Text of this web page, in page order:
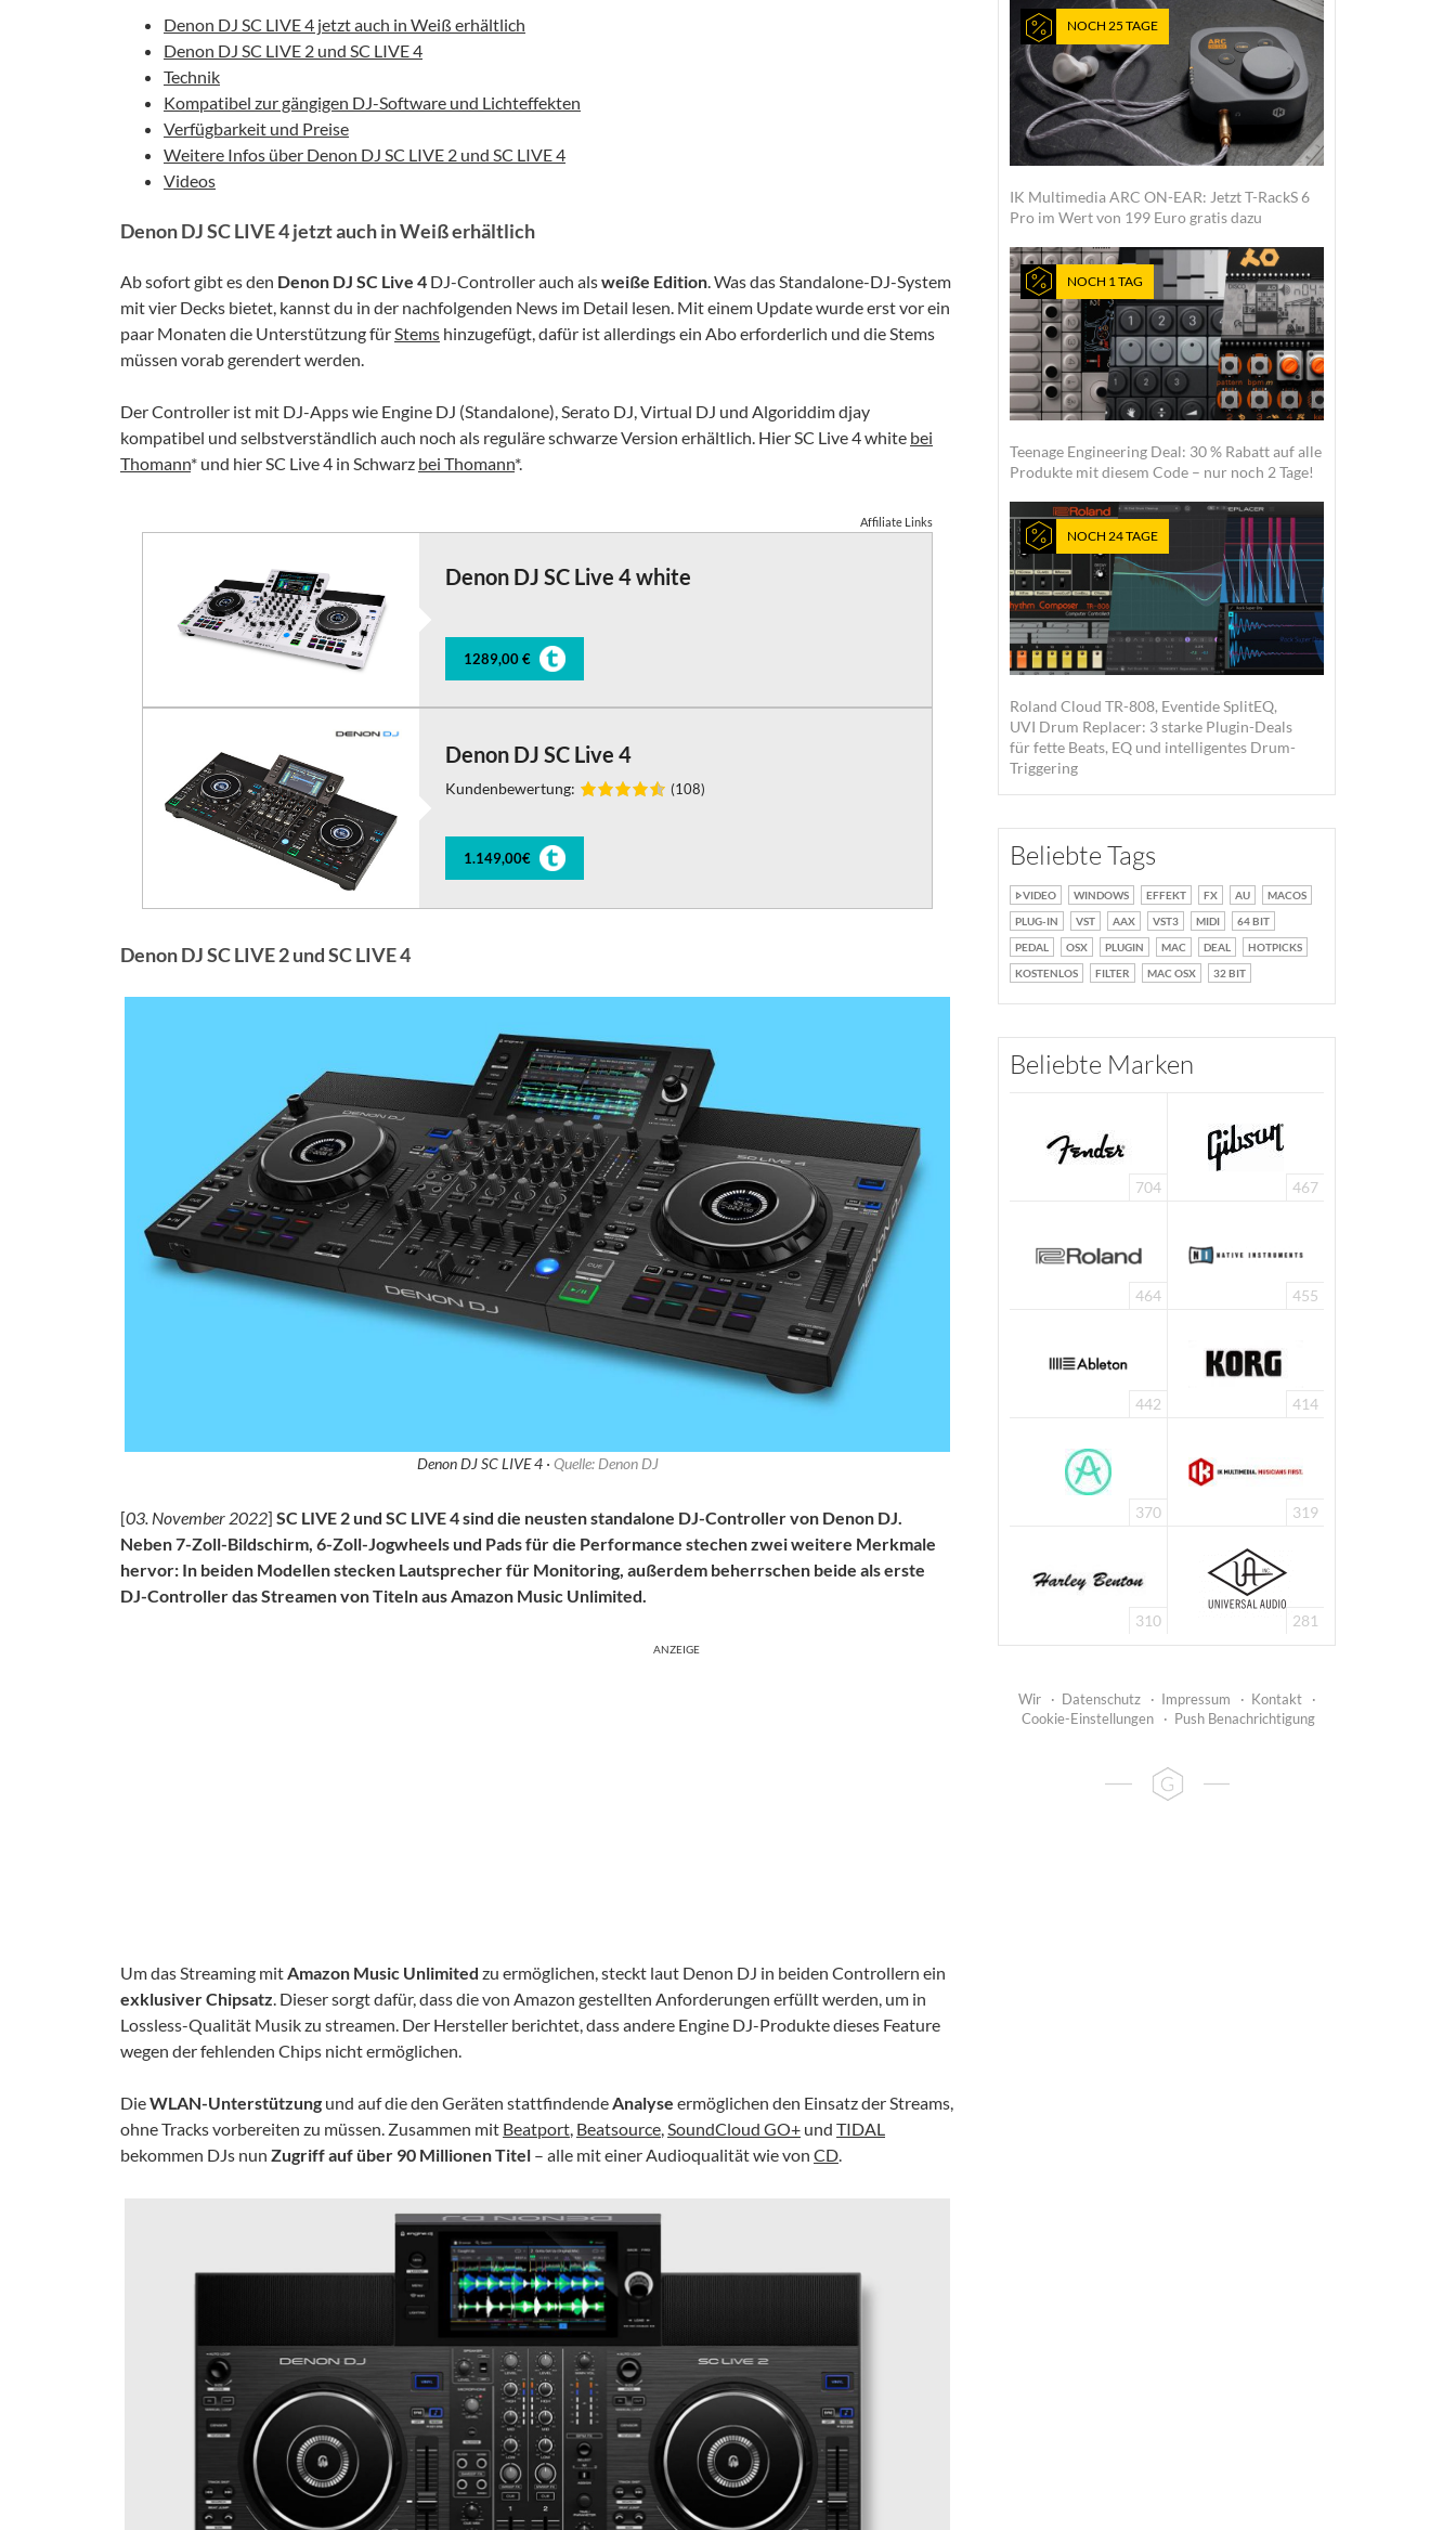
Denon DJ SC LIVE 4 jetzt auch in Weiß erhältlich
Denon DJ SC LIVE 2 und SC LIVE 4
Technik
Kompatibel zur gängigen DJ-Software und Lichteffekten
Verfügbarkeit und Preise
Weitere Infos über Denon DJ SC LIVE 2 und SC LIVE 4
Videos
Denon DJ SC LIVE 4 jetzt auch in Weiß erhältlich
Ab sofort gibt es den Denon DJ SC Live 4 DJ-Controller auch alsweiße Edition . Was das Standalone-DJ-System
mit vier Decks bietet, kannst du in der nachfolgenden News im Detail lesen. Mit einem Update wurde erst vor ein
paar Monaten die Unterstützung für Stems hinzugefügt, dafür ist allerdings ein Abo erforderlich und die Stems
müssen vorab gerendert werden.
Der Controller ist mit DJ-Apps wie Engine DJ (Standalone), Serato DJ, Virtual DJ und Algoriddim djay
kompatibel und selbstverständlich auch noch als reguläre schwarze Version erhältlich. Hier SC Live 4 white bei
Thomann* und hier SC Live 4 in Schwarz bei Thomann*.
Affiliate Links
Denon DJ SC Live 4 white
1289,00 €
Denon DJ SC Live 4
Kundenbewertung: (108)
1.149,00€
Denon DJ SC LIVE 2 und SC LIVE 4
Denon DJ SC LIVE 4 · Quelle: Denon DJ
[03. November 2022] SC LIVE 2 und SC LIVE 4 sind die neusten standalone DJ-Controller von Denon DJ.
Neben 7-Zoll-Bildschirm, 6-Zoll-Jogwheels und Pads für die Performance stechen zwei weitere Merkmale
hervor: In beiden Modellen stecken Lautsprecher für Monitoring, außerdem beherrschen beide als erste
DJ-Controller das Streamen von Titeln aus Amazon Music Unlimited.
ANZEIGE
Um das Streaming mitAmazon Music Unlimited zu ermöglichen, steckt laut Denon DJ in beiden Controllern ein
exklusiverChipsatz. Dieser sorgt dafür, dass die von Amazon gestellten Anforderungen erfüllt werden, um in
Lossless-Qualität Musik zu streamen. Der Hersteller berichtet, dass andere Engine DJ-Produkte dieses Feature
wegen der fehlenden Chips nicht ermöglichen.
DieWLAN-Unterstützung und auf die den Geräten stattfindendeAnalyse ermöglichen den Einsatz der Streams,
ohne Tracks vorbereiten zu müssen. Zusammen mit Beatport, Beatsource,SoundCloud GO+ und TIDAL
bekommen DJs nun Zugriff auf über 90 Millionen Titel – alle mit einer Audioqualität wie von CD.
NOCH 25 TAGE
IK Multimedia ARC ON-EAR: Jetzt T-RackS 6
Pro im Wert von 199 Euro gratis dazu
NOCH 1 TAG
Teenage Engineering Deal: 30 % Rabatt auf alle
Produkte mit diesem Code – nur noch 2 Tage!
NOCH 24 TAGE
Roland Cloud TR-808, Eventide SplitEQ,
UVI Drum Replacer: 3 starke Plugin-Deals
für fette Beats, EQ und intelligentes Drum-
Triggering
Beliebte Tags
VIDEO WINDOWS EFFEKT FX AU
MACOS
PLUG-IN
VST AAX VST3 MIDI
64 BIT
PEDAL
OSX PLUGIN MAC DEAL
HOTPICKS
KOSTENLOS
FILTER MAC OSX 32 BIT
Beliebte Marken
704 467
464 455
442 414
370 319
310 281
Wir · Datenschutz · Impressum · Kontakt
·
Cookie-Einstellungen
· Push Benachrichtigung